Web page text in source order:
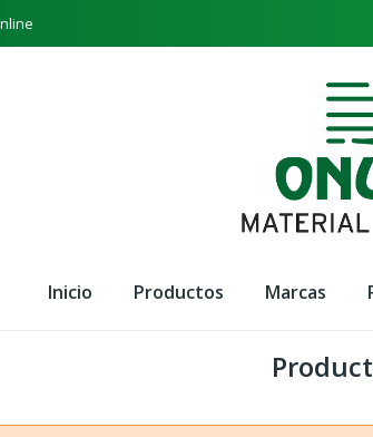
Inicio Productos Marcas